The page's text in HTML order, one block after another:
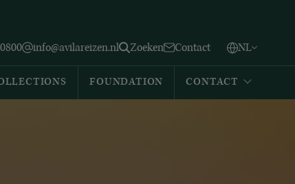
info@avilareizen.nl Zoeken Contact NL
Español
FOUNDATION CONTACT